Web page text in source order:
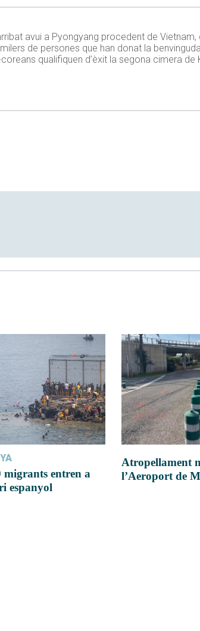
avui a Pyongyang procedent de
de persones que han donat la
qualifiquen d’èxit la segona cimera
migrants entren a
espanyol
Atropellament
l’Aeroport de